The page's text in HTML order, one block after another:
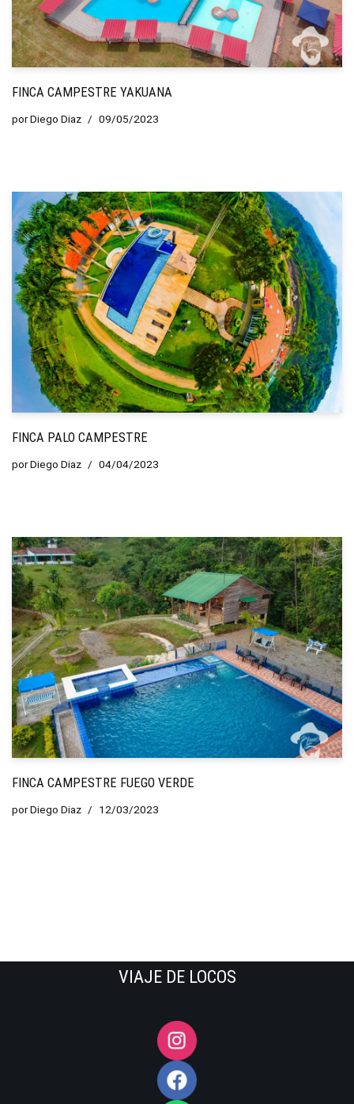
FINCA CAMPESTRE YAKUANA
porDiego Diaz 09/05/2023
FINCA PALO CAMPESTRE
porDiego Diaz 04/04/2023
FINCA CAMPESTRE FUEGO VERDE
porDiego Diaz 12/03/2023
VIAJE DE LOCOS